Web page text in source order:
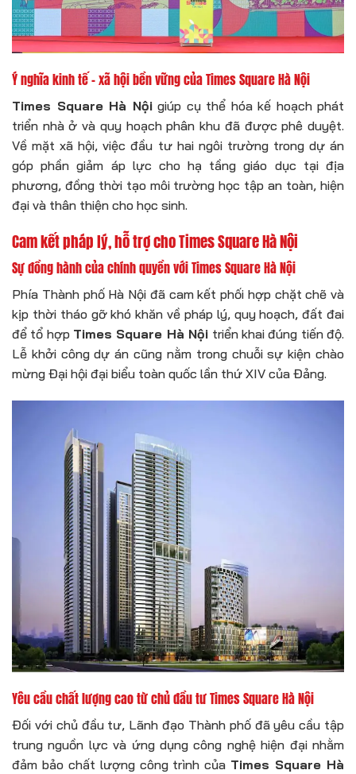
Ý nghĩa kinh tế – xã hội bền vững của Times Square Hà Nội
Times Square Hà Nộigiúp cụ thể hóa kế hoạch phát
triển nhà ở và quy hoạch phân khu đã được phê duyệt.
Về mặt xã hội, việc đầu tư hai ngôi trường trong dự án
góp phần giảm áp lực cho hạ tầng giáo dục tại địa
phương, đồng thời tạo môi trường học tập an toàn, hiện
đại và thân thiện cho học sinh.
Cam kết pháp lý, hỗ trợ cho Times Square Hà Nội
Sự đồng hành của chính quyền với Times Square Hà Nội
Phía Thành phố Hà Nội đã cam kết phối hợp chặt chẽ và
kịp thời tháo gỡ khó khăn về pháp lý, quy hoạch, đất đai
để tổ hợp Times Square Hà Nội triển khai đúng tiến độ.
Lễ khởi công dự án cũng nằm trong chuỗi sự kiện chào
mừng Đại hội đại biểu toàn quốc lần thứ XIV của Đảng.
Yêu cầu chất lượng cao từ chủ đầu tư Times Square Hà Nội
Đối với chủ đầu tư, Lãnh đạo Thành phố đã yêu cầu tập
trung nguồn lực và ứng dụng công nghệ hiện đại nhằm
đảm bảo chất lượng công trình của Times Square Hà